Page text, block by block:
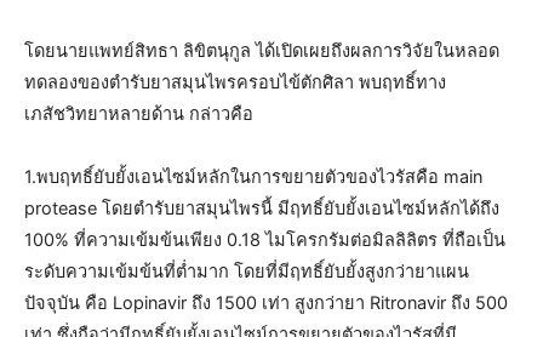
โดยนายแพทย์สิทธา ลิขิตนุกูล ได้เปิดเผยถึงผลการวิจัยในหลอด
ทดลองของตำรับยาสมุนไพรครอบไข้ตักศิลา พบฤทธิ์ทาง
เภสัชวิทยาหลายด้าน กล่าวคือ
1.พบฤทธิ์ยับยั้งเอนไซม์หลักในการขยายตัวของไวรัสคือ main
protease โดยตำรับยาสมุนไพรนี้ มีฤทธิ์ยับยั้งเอนไซม์หลักได้ถึง
100% ที่ความเข้มข้นเพียง 0.18 ไมโครกรัมต่อมิลลิลิตร ที่ถือเป็น
ระดับความเข้มข้นที่ต่ำมาก โดยที่มีฤทธิ์ยับยั้งสูงกว่ายาแผน
ปัจจุบัน คือ Lopinavir ถึง 1500 เท่า สูงกว่ายา Ritronavir ถึง 500